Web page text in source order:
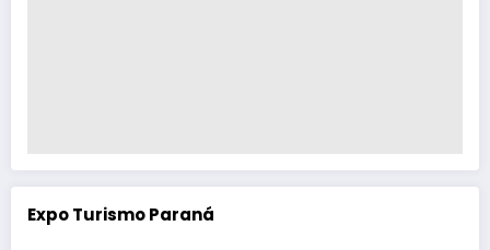
Expo Turismo Paraná